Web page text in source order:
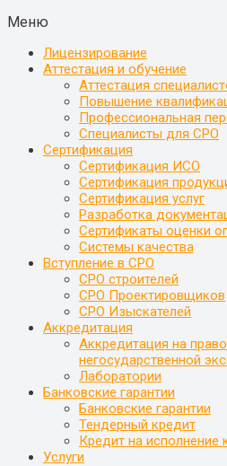
Меню
Лицензирование
Аттестация и обучение
Аттестация
Повышение
Профессиональная
Специалисты для СРО
Сертификация
Сертификация ИСО
Сертификация
Сертификация услуг
Разработка
Сертификаты оценки
Системы качества
Вступление в СРО
СРО строителей
СРО Проектировщиков
СРО Изыскателей
Аккредитация
Аккредитация на
негосударственной
Лаборатории
Банковские гарантии
Банковские гарантии
Тендерный кредит
Кредит на исполнение
Услуги